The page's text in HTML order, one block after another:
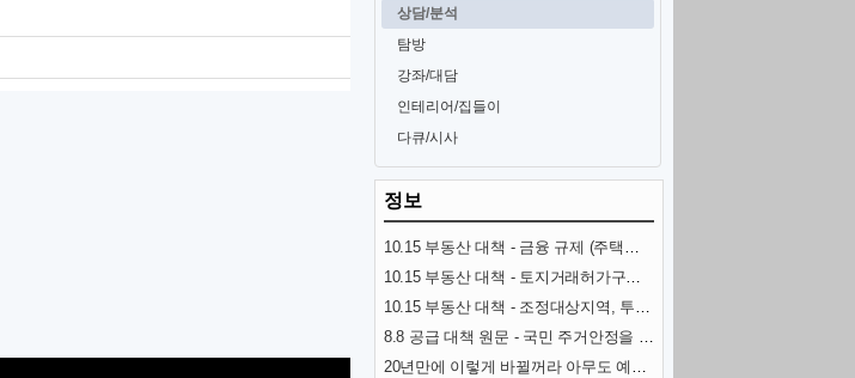
상담/분석
탐방
강좌/대담
인테리어/집들이
다큐/시사
정보
10.15 부동산 대책 - 금융 규제 (주택담보대출, 스트레스 금리, 전세대출 DSR)
10.15 부동산 대책 - 토지거래허가구역 추가 지정과 규제 내용
10.15 부동산 대책 - 조정대상지역, 투기과열지구 추가 지정과 규제 내용
8.8 공급 대책 원문 - 국민 주거안정을 위한 주택공급 확대방안
20년만에 이렇게 바뀔꺼라 아무도 예상 못한 교통수단 (KTX)